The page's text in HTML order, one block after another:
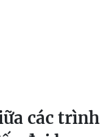
các trình